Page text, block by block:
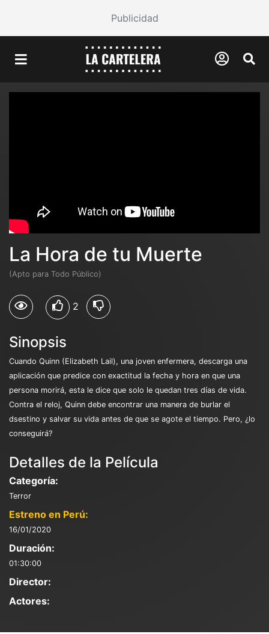
Publicidad
La Hora de tu Muerte
(Apto para Todo Público)
2
Sinopsis
Cuando Quinn (Elizabeth Lail), una joven enfermera, descarga una
aplicación que predice con exactitud la fecha y hora en que una
persona morirá, esta le dice que solo le quedan tres días de vida.
Contra el reloj, Quinn debe encontrar una manera de burlar el
dsestino y salvar su vida antes de que se agote el tiempo. Pero, ¿lo
conseguirá?
Detalles de la Película
Categoría:
Terror
Estreno en Perú:
16/01/2020
Duración:
01:30:00
Director:
Actores: